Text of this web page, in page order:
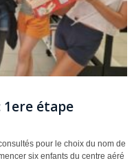
étape
pour le choix du nom de
six enfants du centre aéré